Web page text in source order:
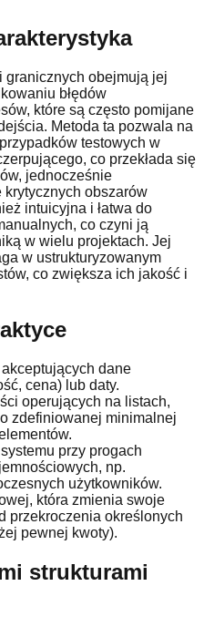
granicznych obejmują jej
błędów
które są często pomijane
Metoda ta pozwala na
testowych w
co przekłada się
jednocześnie
obszarów
intuicyjna i łatwa do
co czyni ją
w wielu projektach. Jej
w ustrukturyzowanym
co zwiększa ich jakość i
dane
cena) lub daty.
operujących na listach,
zdefiniowanej minimalnej
przy progach
np.
użytkowników.
która zmienia swoje
przekroczenia określonych
pewnej kwoty).
strukturami